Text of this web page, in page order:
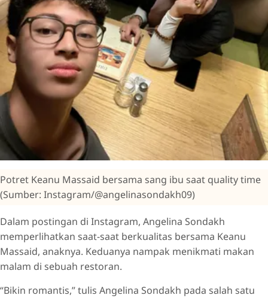
Potret Keanu Massaid bersama sang ibu saat quality time
(Sumber: Instagram/@angelinasondakh09)
Dalam postingan di Instagram, Angelina Sondakh
memperlihatkan saat-saat berkualitas bersama Keanu
Massaid, anaknya. Keduanya nampak menikmati makan
malam di sebuah restoran.
“Bikin romantis,” tulis Angelina Sondakh pada salah satu